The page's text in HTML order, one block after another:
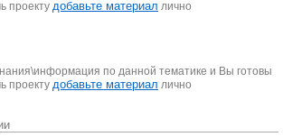
проекту добавьте материал лично
по данной тематике и Вы готовы
проекту добавьте материал лично